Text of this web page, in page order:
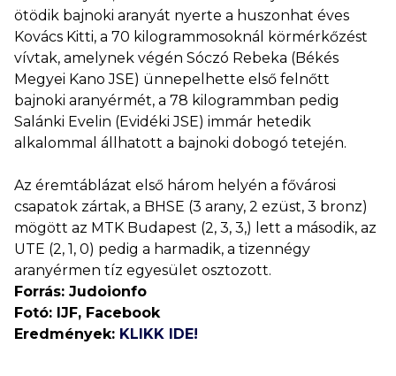
ötödik bajnoki aranyát nyerte a huszonhat éves
Kovács Kitti, a 70 kilogrammosoknál körmérkőzést
vívtak, amelynek végén Sóczó Rebeka (Békés
Megyei Kano JSE) ünnepelhette első felnőtt
bajnoki aranyérmét, a 78 kilogrammban pedig
Salánki Evelin (Evidéki JSE) immár hetedik
alkalommal állhatott a bajnoki dobogó tetején.
Az éremtáblázat első három helyén a fővárosi
csapatok zártak, a BHSE (3 arany, 2 ezüst, 3 bronz)
mögött az MTK Budapest (2, 3, 3,) lett a második, az
UTE (2, 1, 0) pedig a harmadik, a tizennégy
aranyérmen tíz egyesület osztozott.
Forrás: Judoionfo
Fotó: IJF, Facebook
Eredmények: KLIKK IDE!